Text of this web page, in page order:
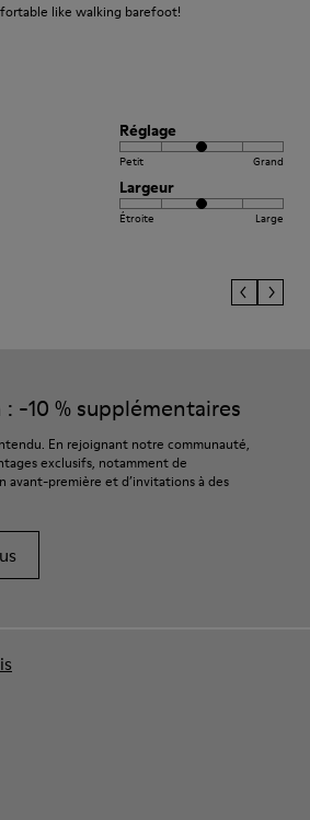
like walking barefoot!
Réglage
Petit Grand
Largeur
Étroite Large
: -10 % supplémentaires
En rejoignant notre communauté,
exclusifs, notamment de
avant-première et d’invitations à des